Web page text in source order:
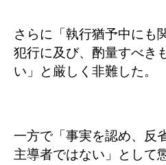
さらに「執行猶予中にも
犯行に及び、酌量すべき
い」と厳しく非難した。
一方で「事実を認め、反
主導者ではない」として